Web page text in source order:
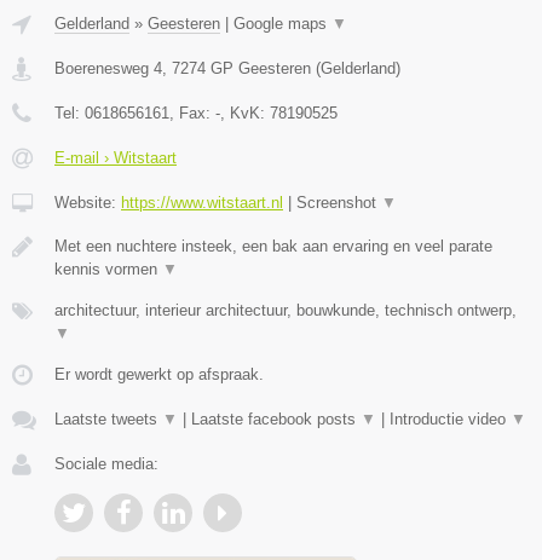
Gelderland » Geesteren | Google maps ▼
Boerenesweg 4 7274 GP Geesteren (Gelderland)
Tel: 0618656161 , Fax: - , KvK: 78190525
E-mail › Witstaart
Website: https://www.witstaart.nl | Screenshot ▼
Met een nuchtere insteek, een bak aan ervaring en veel parate
kennis vormen ▼
architectuur, interieur architectuur, bouwkunde, technisch ontwerp,
▼
Er wordt gewerkt op afspraak.
Laatste tweets ▼ | Laatste facebook posts ▼ | Introductie video ▼
Sociale media: